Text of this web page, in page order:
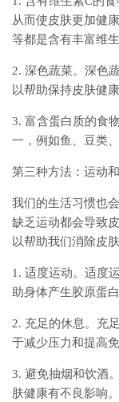
从而使皮肤更加健
等都是含有丰富维生
2. 深色蔬菜。深色
以帮助保持皮肤健康
3. 富含蛋白质的食
一，例如鱼、豆类、
第三种方法：运动
我们的生活习惯也
缺乏运动都会导致
以帮助我们消除皮
1. 适度运动。适度
助身体产生胶原蛋
2. 充足的休息。充
于减少压力和提高免
3. 避免抽烟和饮酒
肤健康有不良影响。